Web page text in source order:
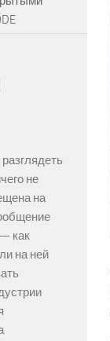
не
на
как
на ней